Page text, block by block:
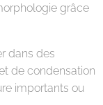
grâce
dans des
de condensation
importants ou